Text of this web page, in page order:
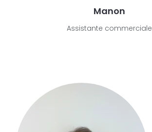
Manon
Assistante commerciale